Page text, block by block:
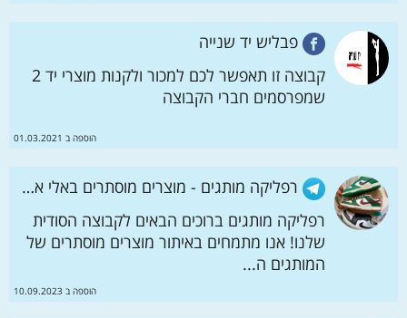
פבליש יד שנייה
קבוצה זו תאפשר לכם למכור ולקנות מוצרי יד 2
שמפרסמים חברי הקבוצה
הוספה ב 01.03.2021
רפליקה מותגים - מוצרים מוסתרים באלי אקספרס
רפליקה מותגים ברוכים הבאים לקבוצה הסודית
שלנו! אנו מתמחים באיתור מוצרים מוסתרים של
המותגים ה...
הוספה ב 10.09.2023